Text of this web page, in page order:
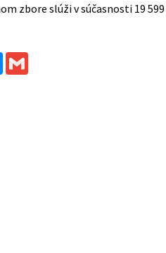
zbore slúži v súčasnosti 19
Messenger
Gmail